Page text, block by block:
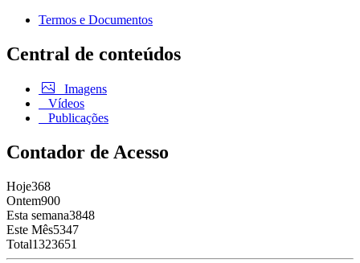
Termos e Documentos
Central de conteúdos
Imagens
Vídeos
Publicações
Contador de Acesso
Hoje368
Ontem900
Esta semana3848
Este Mês5347
Total1323651